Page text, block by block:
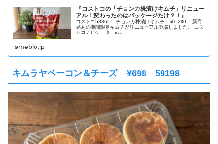
『コストコの「チョンカ株漬けキムチ」リニュー
アル！変わったのはパッケージだけ？！』
コストコ58862 チョンカ株漬けキムチ ¥1,280 新商
品あの期間限定キムチがリニューアル登場しました。 コス
トコナビゲーターa…
ameblo.jp
キムラヤベーコン＆チーズ ¥698 59198